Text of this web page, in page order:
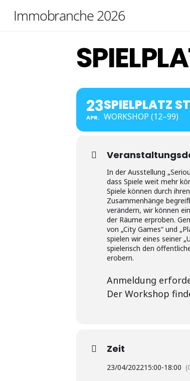
Immobranche 2026
23
APR.
SPIELPLATZ
WORKSHOP (12–99)
In der Ausstellung
dass Spiele weit mehr
Spiele können durch
Zusammenhänge
verändern, wir können
der Räume erproben.
von „City Games“ und
spielen wir eines seiner
spielerisch den
erobern.
Anmeldung
Der Workshop
Zeit
23/04/202215:00-18:00